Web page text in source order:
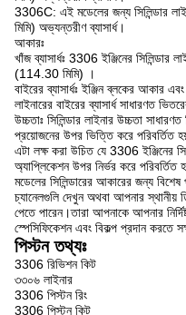
3306C: এই মডেলের জন্য সিলিন্ডার
মিমি) অভ্যন্তরীণ ব্যাসার্ধ।
আকারঃ
খাঁজ ব্যাসার্ধঃ 3306 ইঞ্জিনের সিলিন্ডার
(114.30 মিমি) ।
বাইরের ব্যাসার্ধঃ ইঞ্জিন ব্লকের আকার
লাইনারের বাইরের ব্যাসার্ধ সাধারণত
উচ্চতাঃ সিলিন্ডার লাইনার উচ্চতা
প্রয়োজনের উপর ভিত্তি করে পরিবর্তিত
এটা লক্ষ করা উচিত যে 3306 ইঞ্জিনের
অ্যাপ্লিকেশন উপর নির্ভর করে পরিবর্তিত
মডেলের সিলিন্ডারের আকারের জন্য
চ্যানেলগুলি দেখুন অথবা আপনার স্থানীয়
পেতে পারেন।তারা আপনাকে আপনার
স্পেসিফিকেশন এবং বিকল্প প্রদান করতে
পিস্টন তথ্যঃ
3306 রিভিশন কিট
৩৩০৬ লাইনার
3306 পিস্টন রিং
3306 পিস্টন কিট